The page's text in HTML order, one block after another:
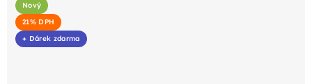
Nový
21% DPH
+ Dárek zdarma